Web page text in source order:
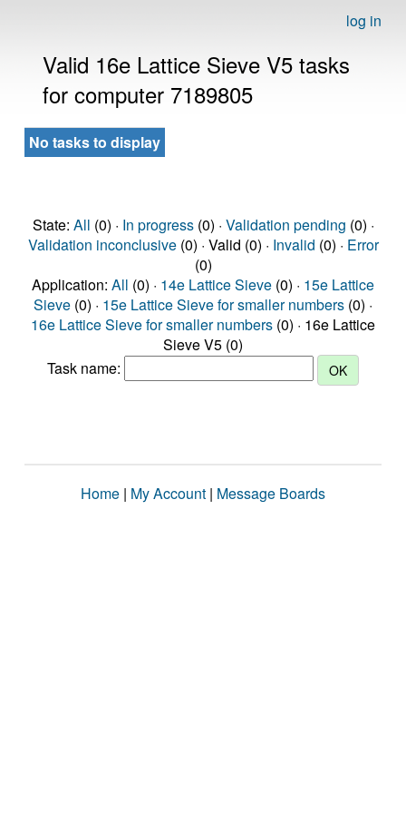
log in
Valid 16e Lattice Sieve V5 tasks
for computer 7189805
No tasks to display
State: All (0) · In progress(0) · Validation pending (0) ·
Validation inconclusive(0) · Valid (0) · Invalid (0) · Error
(0)
Application: All (0) · 14e Lattice Sieve (0) · 15e Lattice
Sieve (0) · 15e Lattice Sieve for smaller numbers (0) ·
16e Lattice Sieve for smaller numbers (0) · 16e Lattice
Sieve V5 (0)
Task name:
Home | My Account | Message Boards